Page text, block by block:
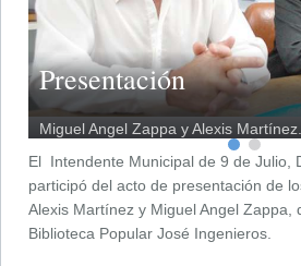
Presentación
Miguel Angel Zappa y Alexis Martínez.
El Intendente Municipal de 9 de Julio,
participó del acto de presentación de
Alexis Martínez y Miguel Angel Zappa,
Biblioteca Popular José Ingenieros.